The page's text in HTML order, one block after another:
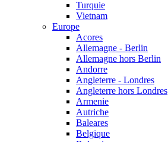
Turquie
Vietnam
Europe
Acores
Allemagne - Berlin
Allemagne hors Berlin
Andorre
Angleterre - Londres
Angleterre hors Londres
Armenie
Autriche
Baleares
Belgique